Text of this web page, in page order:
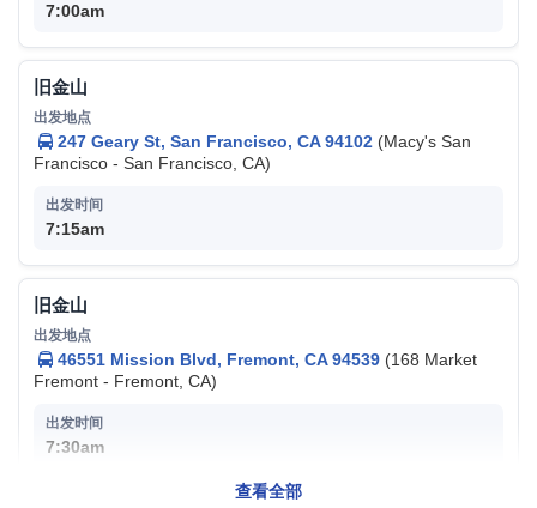
7:00am
旧金山
247 Geary St, San Francisco, CA 94102(Macy's San
Francisco - San Francisco, CA)
7:15am
旧金山
46551 Mission Blvd, Fremont, CA 94539(168 Market
Fremont - Fremont, CA)
7:30am
查看全部